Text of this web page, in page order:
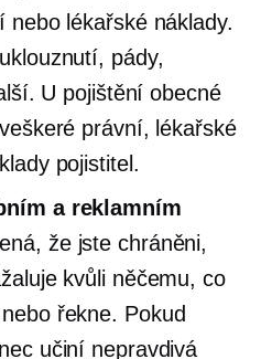
lékařské náklady.
pády,
U pojištění obecné
právní, lékařské
pojistitel.
a reklamním
že jste chráněni,
kvůli něčemu, co
řekne. Pokud
učiní nepravdivá